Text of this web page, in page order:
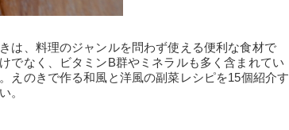
は、料理のジャンルを問わず使える便利な食材で
でなく、ビタミンB群やミネラルも多く含まれてい
えのきで作る和風と洋風の副菜レシピを15個紹介す
。